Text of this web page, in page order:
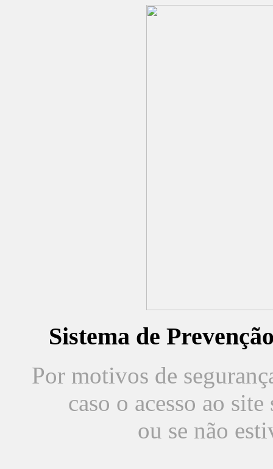
Sistema de
Por motivos de
caso o acesso ao
ou se não